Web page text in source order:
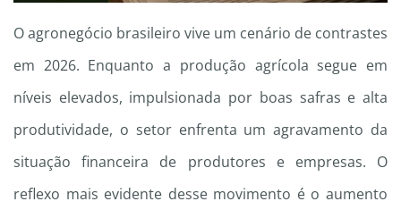
O agronegócio brasileiro vive um cenário de contrastes
em 2026. Enquanto a produção agrícola segue em
níveis elevados, impulsionada por boas safras e alta
produtividade, o setor enfrenta um agravamento da
situação financeira de produtores e empresas. O
reflexo mais evidente desse movimento é o aumento